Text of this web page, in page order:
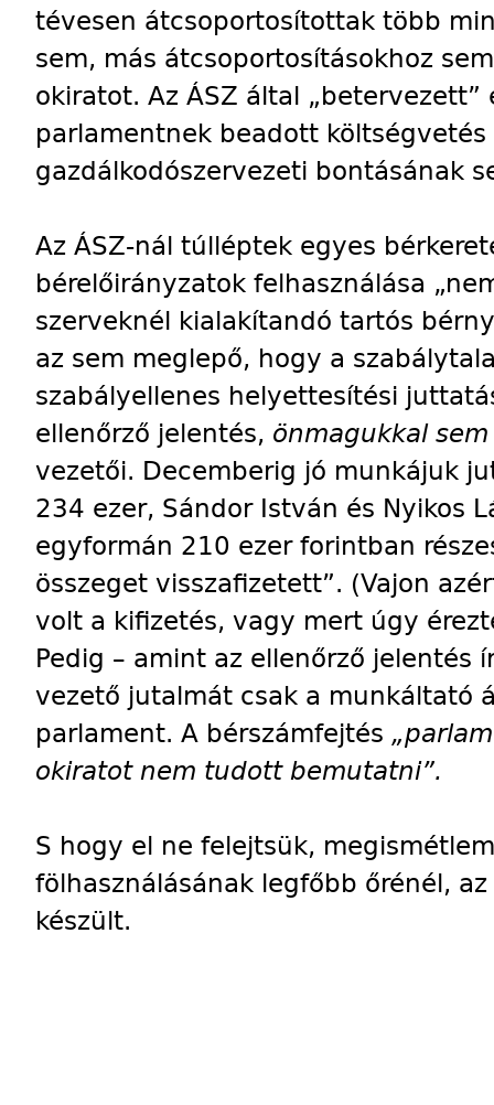
tévesen átcsoportosítottak több
sem, más átcsoportosításokhoz
okiratot. Az ÁSZ által
parlamentnek beadott költségvetés
gazdálkodószervezeti bontásának
Az ÁSZ-nál túlléptek egyes
bérelőirányzatok felhasználása
szerveknél kialakítandó tartós
az sem meglepő, hogy a
szabályellenes helyettesítési
ellenőrző jelentés, önmagukkal
vezetői. Decemberig jó munkájuk
234 ezer, Sándor István és Nyikos
egyformán 210 ezer forintban
összeget visszafizetett”. (Vajon
volt a kifizetés, vagy mert úgy
Pedig – amint az ellenőrző jelentés
vezető jutalmát csak a munkáltató
parlament. A bérszámfejtés
okiratot nem tudott bemutatni”.
S hogy el ne felejtsük,
fölhasználásának legfőbb őrénél,
készült.